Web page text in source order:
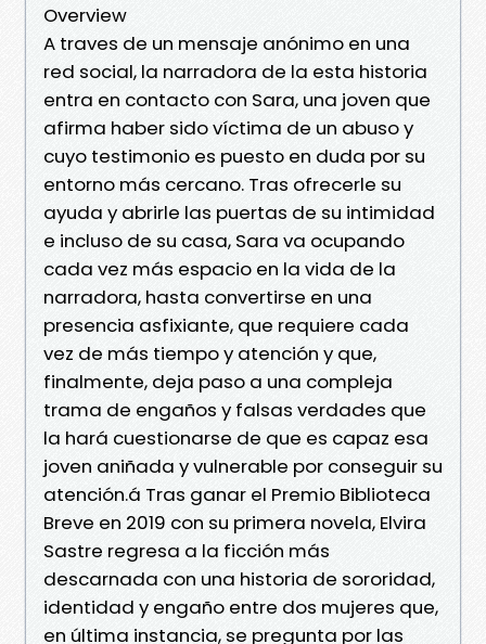
Overview
A traves de un mensaje anónimo en una
red social, la narradora de la esta historia
entra en contacto con Sara, una joven que
afirma haber sido víctima de un abuso y
cuyo testimonio es puesto en duda por su
entorno más cercano. Tras ofrecerle su
ayuda y abrirle las puertas de su intimidad
e incluso de su casa, Sara va ocupando
cada vez más espacio en la vida de la
narradora, hasta convertirse en una
presencia asfixiante, que requiere cada
vez de más tiempo y atención y que,
finalmente, deja paso a una compleja
trama de engaños y falsas verdades que
la hará cuestionarse de que es capaz esa
joven aniñada y vulnerable por conseguir su
atención.á Tras ganar el Premio Biblioteca
Breve en 2019 con su primera novela, Elvira
Sastre regresa a la ficción más
descarnada con una historia de sororidad,
identidad y engaño entre dos mujeres que,
en última instancia, se pregunta por las